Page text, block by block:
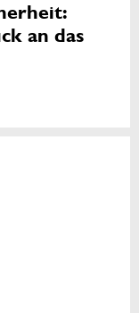
an das